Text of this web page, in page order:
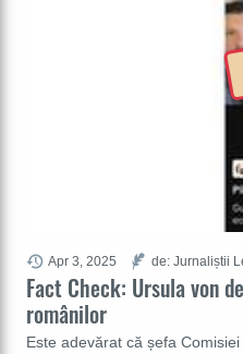
Fact Check: Ursula von
românilor
Este adevărat că șefa
Apr 3, 2025 de: Jurnaliștii